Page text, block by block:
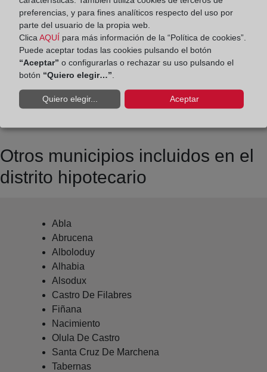
(950) 35 30 20
gergal@registrodelapropiedad.org
Datos del Registrador:
Juan Fernando Cánovas Verdú
Delegado de Protección de Datos:
dpo@corpme.es
Otros municipios incluidos en el
distrito hipotecario
Abla
Abrucena
Alboloduy
Alhabia
Alsodux
Castro De Filabres
Fiñana
Nacimiento
Olula De Castro
Santa Cruz De Marchena
Tabernas
preferencias, y para fines analíticos respecto del uso por
parte del usuario de la propia web.
Clica AQUÍ para más información de la “Política de cookies”.
Puede aceptar todas las cookies pulsando el botón
“Aceptar” o configurarlas o rechazar su uso pulsando el
botón “Quiero elegir…”
Quiero elegir... Aceptar